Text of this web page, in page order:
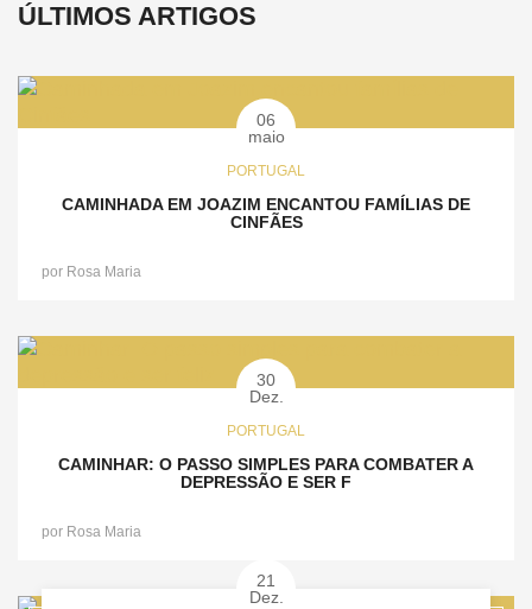
ÚLTIMOS ARTIGOS
06
maio
PORTUGAL
CAMINHADA EM JOAZIM ENCANTOU FAMÍLIAS DE
CINFÃES
por Rosa Maria
30
Dez.
PORTUGAL
CAMINHAR: O PASSO SIMPLES PARA COMBATER A
DEPRESSÃO E SER F
por Rosa Maria
21
Dez.